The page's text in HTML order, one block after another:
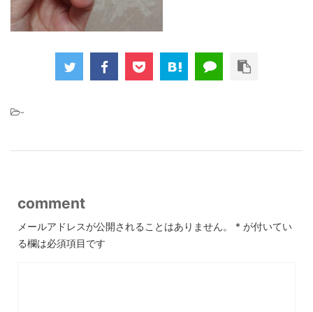
-
comment
メールアドレスが公開されることはありません。 * が付いてい
る欄は必須項目です